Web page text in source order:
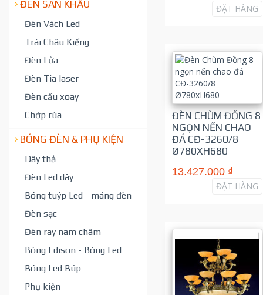
ĐÈN SÂN KHẤU
Đèn Vách Led
Trái Châu Kiếng
Đèn Lửa
Đèn Tia laser
Đèn cầu xoay
Chớp rùa
BÓNG ĐÈN & PHỤ KIỆN
Dây thả
Đèn Led dây
Bóng tuýp Led - máng đèn
Đèn sạc
Đèn ray nam châm
Bóng Edison - Bóng Led
Bóng Led Búp
Phụ kiện
ĐẶT HÀNG
ĐÈN CHÙM ĐỒNG 8
NGỌN NẾN CHAO
ĐÁ CĐ-3260/8
Ø780XH680
13.427.000 ₫
ĐẶT HÀNG